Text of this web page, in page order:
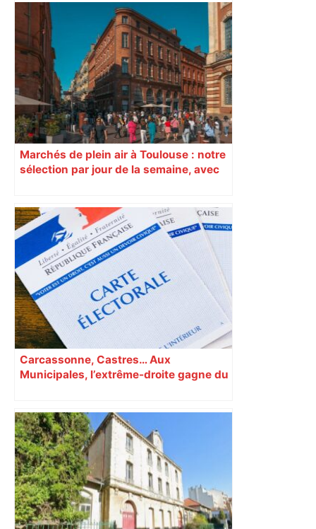
Marchés de plein air à Toulouse : notre
sélection par jour de la semaine, avec
Carcassonne, Castres… Aux
Municipales, l’extrême-droite gagne du